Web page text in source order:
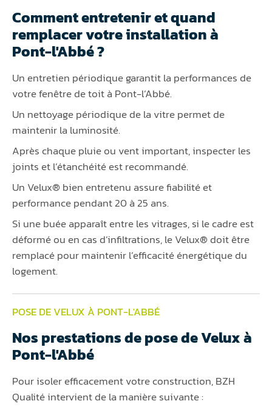
Comment entretenir et quand
remplacer votre installation à
Pont-l'Abbé ?
Un entretien périodique garantit la performances de
votre fenêtre de toit à Pont-l’Abbé.
Un nettoyage périodique de la vitre permet de
maintenir la luminosité.
Après chaque pluie ou vent important, inspecter les
joints et l’étanchéité est recommandé.
Un Velux® bien entretenu assure fiabilité et
performance pendant 20 à 25 ans.
Si une buée apparaît entre les vitrages, si le cadre est
déformé ou en cas d’infiltrations, le Velux® doit être
remplacé pour maintenir l’efficacité énergétique du
logement.
POSE DE VELUX À PONT-L'ABBÉ
Nos prestations de pose de Velux à
Pont-l'Abbé
Pour isoler efficacement votre construction, BZH
Qualité intervient de la manière suivante :